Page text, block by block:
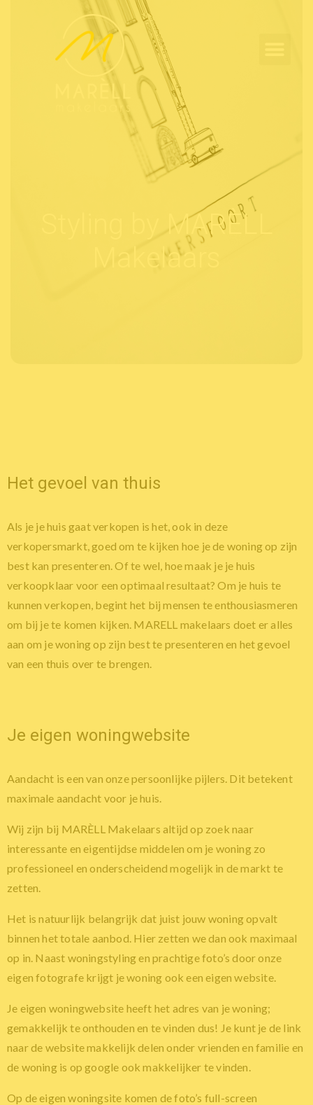
Styling by MARÈLL
Makelaars
Het gevoel van thuis
Als je je huis gaat verkopen is het, ook in deze
verkopersmarkt, goed om te kijken hoe je de woning op zijn
best kan presenteren. Of te wel, hoe maak je je huis
verkoopklaar voor een optimaal resultaat? Om je huis te
kunnen verkopen, begint het bij mensen te enthousiasmeren
om bij je te komen kijken. MARELL makelaars doet er alles
aan om je woning op zijn best te presenteren en het gevoel
van een thuis over te brengen.
Je eigen woningwebsite
Aandacht is een van onze persoonlijke pijlers. Dit betekent
maximale aandacht voor je huis.
Wij zijn bij MARÈLL Makelaars altijd op zoek naar
interessante en eigentijdse middelen om je woning zo
professioneel en onderscheidend mogelijk in de markt te
zetten.
Het is natuurlijk belangrijk dat juist jouw woning opvalt
binnen het totale aanbod. Hier zetten we dan ook maximaal
op in. Naast woningstyling en prachtige foto’s door onze
eigen fotografe krijgt je woning ook een eigen website.
Je eigen woningwebsite heeft het adres van je woning;
gemakkelijk te onthouden en te vinden dus! Je kunt je de link
naar de website makkelijk delen onder vrienden en familie en
de woning is op google ook makkelijker te vinden.
Op de eigen woningsite komen de foto’s full-screen